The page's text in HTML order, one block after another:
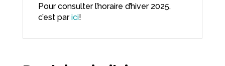
Pour consulter l’horaire d’hiver 2025,
c’est parici!